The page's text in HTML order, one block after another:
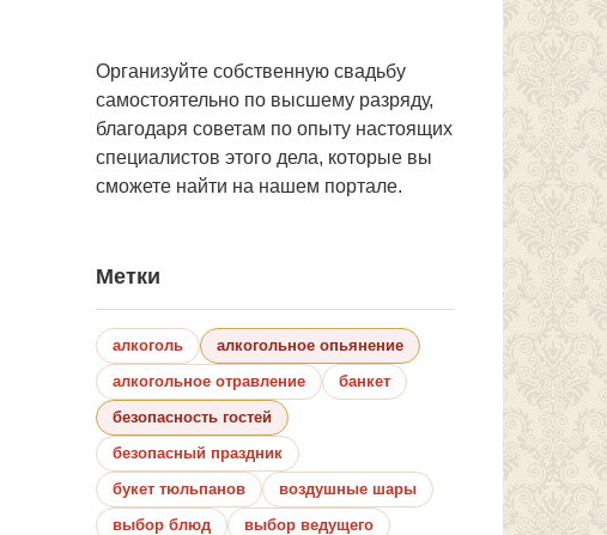
Организуйте собственную свадьбу
самостоятельно по высшему разряду,
благодаря советам по опыту настоящих
специалистов этого дела, которые вы
сможете найти на нашем портале.
Метки
алкоголь
алкогольное опьянение
алкогольное отравление
банкет
безопасность гостей
безопасный праздник
букет тюльпанов
воздушные шары
выбор блюд
выбор ведущего